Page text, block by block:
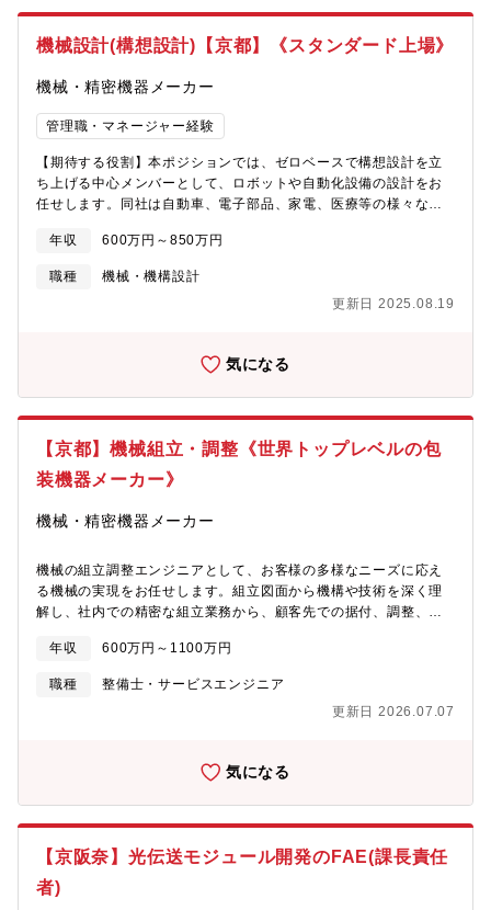
活かしながら技術開発をおこなうことができます。※参考：施設
asia-randd-kyoto/※参考：開発者にインタビュー ドラム式洗濯乾
https://haier.co.jp/story/interview_masugudoramu/【企業の魅
力ポイント】「AQUA」や「Haier」のブランドでお馴染みのグロ
ーバル家電メーカーです。外資メーカーの印象が強いですが、日
本国内に研究開発拠点（京都・埼玉）を保有しており「日本の住
環境に向けた製品」商品開発をおこなっています。（例）まっす
ぐドラム…日本の狭い住環境に向けた省スペース設計
は、大型家電で世界シェアNo.1の「ハイアール」と日本国内で白
争力と技術力が特徴です。特に、ハイアールグループが保有する
グローバルな開発基盤と連携することで、大規模なコストメリッ
グラウンドを持った方が活躍できる職場環境です。中途採用では
場に向けた研究開発やブランド展開をおこなうことができる企業
です。
機械設計(構想設計)【京都】《スタンダード上場》
機械・精密機器メーカー
管理職・マネージャー経験
【期待する役割】本ポジションでは、ゼロベースで構想設計を立
ち上げる中心メンバーとして、ロボットや自動化設備の設計をお
任せします。同社は自動車、電子部品、家電、医療等の様々な業
ています。設計を行う際に、必要な部品については、現取引先の
企業からの調達や今ある部品を組み合わせることを想定し、業務
に取り組んでいただきます。【職務内容】■射出成形品取出ロボッ
ト及びその周辺自動化設備の機械構想設計～詳細設計士■顧客仕様
ポジションの魅力】■裁量を持って、お客様と直接設計をつくり上
携しながら、お客様と直接対話しながら構想段階から設計に携わ
自身の裁量で設計を進めながら顧客ニーズに即した仕様決めがで
きる環境です。■組織について技術二部機械設計二課ではベテラン
相談・雑談できる雰囲気があり、“人に聞ける”“話しやすい”という
注量に対して現状マンパワーが不足しているため組織強化のため
の増員採用です。【働き方】■転勤は原則なし■0～2回/月で出張の
可能性あり（国内中心）【同社について】■同社は世界トップクラ
スシェアの産業用ロボットメーカーです。1973年10月に設立し、
ラスチック業界の発展とともに歩みを進めてきました。■身近にあ
るスマートフォンや薄型テレビ、自動車部品等あらゆるところで
性、省エネ性を兼ね備えたプラスチック射出成形品取出ロボット
度化するお客様のニーズに応えるべく、新規事業分野の開拓、ス
ピーディーな商品開発、グローバルな活動を進めていきたいと考
えています。【同社の魅力】■プラスチック射出成形品取出ロボッ
トでグローバルシェアトップメーカー！モビリティ、エレクトロ
ニクス、メディカル、架電、雑貨など、業界業種を問わず様々な
年収 600万円～850万円
職種
機械・機構設計
更新日 2025.08.19
気になる
【京都】機械組立・調整《世界トップレベルの包
装機器メーカー》
機械・精密機器メーカー
機械の組立調整エンジニアとして、お客様の多様なニーズに応え
る機械の実現をお任せします。組立図面から機構や技術を深く理
解し、社内での精密な組立業務から、顧客先での据付、調整、オ
機特有の、決まった手順がない中で自ら最適な製造工程を構築
し、お客様の求めるスペックを確実に満たす調整を行うことが重
要なミッションです。また、組立過程で発生する不具合（設計不
良や部品納期の変動など）に対し、設計部門と連携しつつ臨機応
ら、自身の技術で製品を完成させる達成感を味わえる役割です。
や技術を理解し、製造工程や手順を立案・オーダーメイド機械の
整、動作確認・納品先での機械操作に関するオペレーターへの指
導・組立過程での不具合や設計不良に対する個別対応と調整・顧
年収 600万円～1100万円
職種
整備士・サービスエンジニア
更新日 2026.07.07
気になる
【京阪奈】光伝送モジュール開発のFAE(課長責任
者)